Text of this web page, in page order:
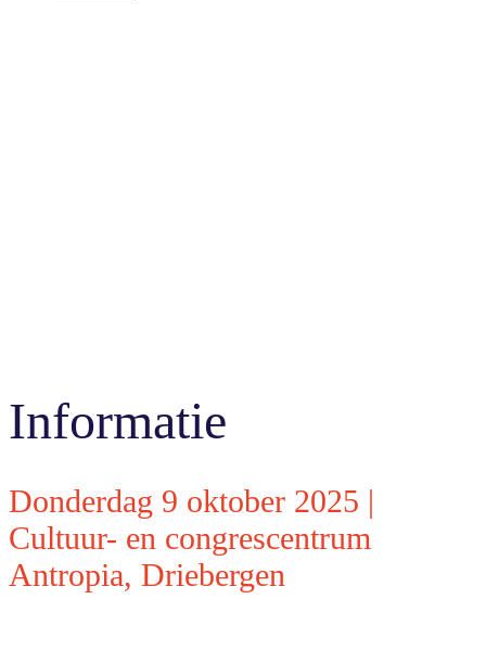
Informatie
Donderdag 9 oktober 2025 |
Cultuur- en congrescentrum
Antropia, Driebergen